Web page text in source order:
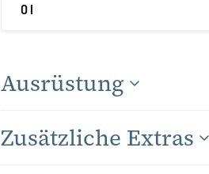
0 l
Ausrüstung
Zusätzliche Extras